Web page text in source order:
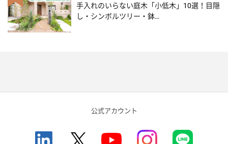
手入れのいらない庭木「小低木」10選！目隠
し・シンボルツリー・鉢…
公式アカウント